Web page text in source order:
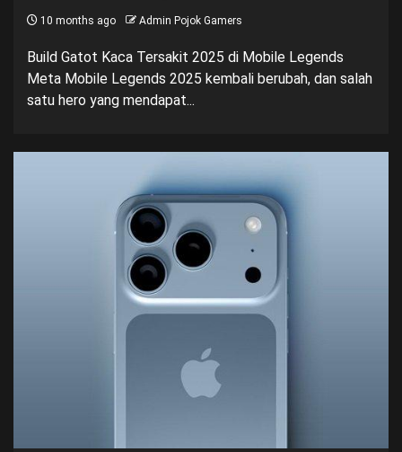
10 months ago Admin Pojok Gamers
Build Gatot Kaca Tersakit 2025 di Mobile Legends
Meta Mobile Legends 2025 kembali berubah, dan salah
satu hero yang mendapat...